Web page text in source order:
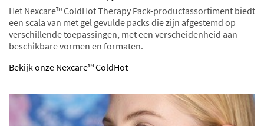
Het Nexcare™ ColdHot Therapy Pack-productassortiment biedt
een scala van met gel gevulde packs die zijn afgestemd op
verschillende toepassingen, met een verscheidenheid aan
beschikbare vormen en formaten.
Bekijk onze Nexcare™ ColdHot